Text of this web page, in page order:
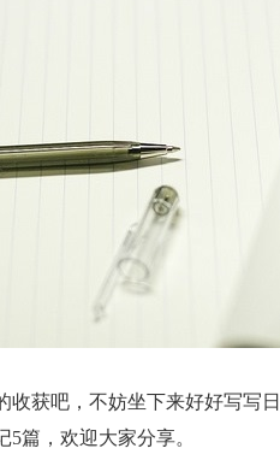
收获吧，不妨坐下来好好写写
篇，欢迎大家分享。